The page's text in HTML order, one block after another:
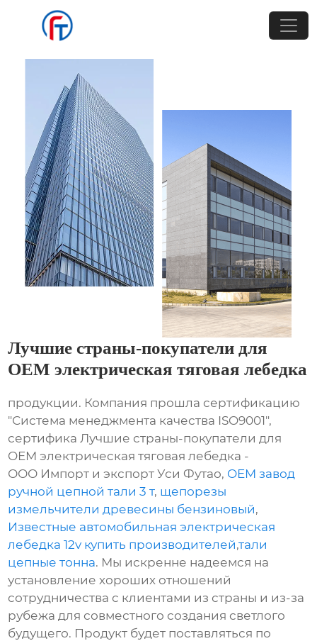
Лучшие страны-покупатели для
OEM электрическая тяговая лебедка
продукции. Компания прошла сертификацию
"Система менеджмента качества ISO9001",
сертифика Лучшие страны-покупатели для
OEM электрическая тяговая лебедка -
ООО Импорт и экспорт Уси Футао, OEM завод
ручной цепной тали 3 т, щепорезы
измельчители древесины бензиновый,
Известные автомобильная электрическая
лебедка 12v купить производителей,тали
цепные тонна. Мы искренне надеемся на
установление хороших отношений
сотрудничества с клиентами из страны и из-за
рубежа для совместного создания светлого
будущего. Продукт будет поставляться по